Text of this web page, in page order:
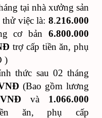
tại nhà xưởng sản
việc là: 8.216.000
cơ bản 6.800.000
trợ cấp tiền ăn, phụ
)
thức sau 02 tháng
(Bao gồm lương
và 1.066.000
ăn, phụ cấp